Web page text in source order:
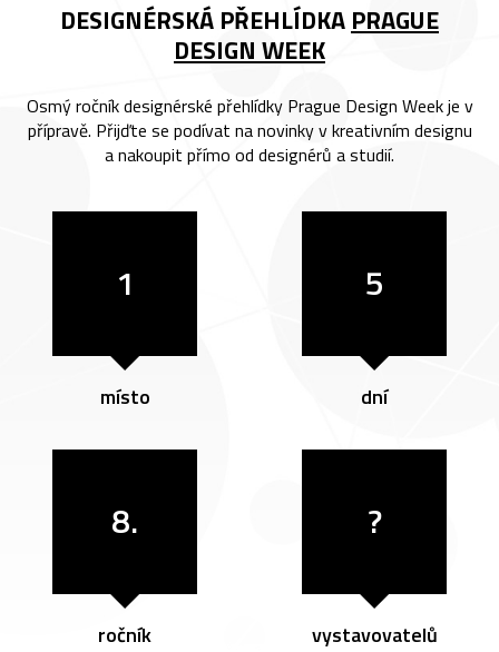
DESIGNÉRSKÁ PŘEHLÍDKA PRAGUE
DESIGN WEEK
Osmý ročník designérské přehlídky Prague Design Week je v
přípravě. Přijďte se podívat na novinky v kreativním designu
a nakoupit přímo od designérů a studií.
1
místo
5
dní
8.
ročník
?
vystavovatelů